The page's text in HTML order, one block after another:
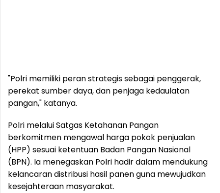
"Polri memiliki peran strategis sebagai penggerak,
perekat sumber daya, dan penjaga kedaulatan
pangan," katanya.
Polri melalui Satgas Ketahanan Pangan
berkomitmen mengawal harga pokok penjualan
(HPP) sesuai ketentuan Badan Pangan Nasional
(BPN). Ia menegaskan Polri hadir dalam mendukung
kelancaran distribusi hasil panen guna mewujudkan
kesejahteraan masyarakat.